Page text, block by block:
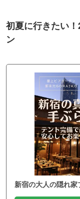
初夏に行きたい
ン
新宿の大人の隠れ